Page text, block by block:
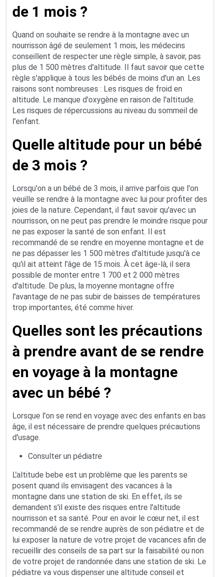
de 1 mois ?
Quand on souhaite se rendre à la montagne avec un
nourrisson âgé de seulement 1 mois, les médecins
conseillent de respecter une règle simple, à savoir, pas
plus de 1 500 mètres d'altitude. Il faut savoir que cette
règle s'applique à tous les bébés de moins d'un an. Les
raisons sont nombreuses : Les risques de froid en
altitude. Le manque d'oxygène en raison de l'altitude.
Les risques de répercussions au niveau du sommeil de
l'enfant.
Quelle altitude pour un bébé
de 3 mois ?
Lorsqu'on a un bébé de 3 mois, il arrive parfois que l'on
veuille se rendre à la montagne avec lui pour profiter des
joies de la nature. Cependant, il faut savoir qu'avec un
nourrisson, on ne peut pas prendre le moindre risque pour
ne pas exposer la santé de son enfant. Il est
recommandé de se rendre en moyenne montagne et de
ne pas dépasser les 1 500 mètres d'altitude jusqu'à ce
qu'il ait atteint l'âge de 15 mois. À cet âge-là, il sera
possible de monter entre 1 700 et 2 000 mètres
d'altitude. De plus, la moyenne montagne offre
l'avantage de ne pas subir de baisses de températures
trop importantes, été comme hiver.
Quelles sont les précautions
à prendre avant de se rendre
en voyage à la montagne
avec un bébé ?
Lorsque l'on se rend en voyage avec des enfants en bas
âge, il est nécessaire de prendre quelques précautions
d'usage.
Consulter un pédiatre
L'altitude bebe est un problème que les parents se
posent quand ils envisagent des vacances à la
montagne dans une station de ski. En effet, ils se
demandent s'il existe des risques entre l'altitude
nourrisson et sa santé. Pour en avoir le cœur net, il est
recommandé de se rendre auprès de son pédiatre et de
lui exposer la nature de votre projet de vacances afin de
recueillir des conseils de sa part sur la faisabilité ou non
de votre projet de randonnée dans une station de ski. Le
pédiatre va vous dispenser une altitude conseil et